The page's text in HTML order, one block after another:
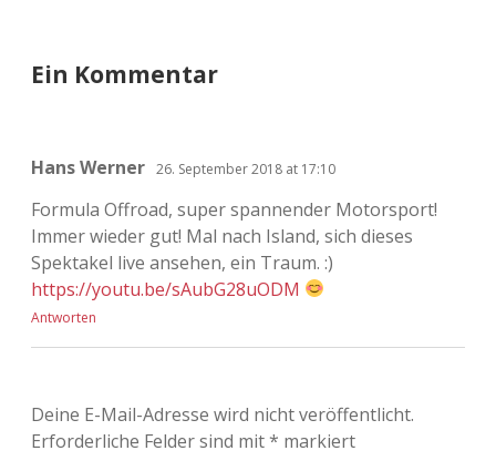
Ein Kommentar
Hans Werner 26. September 2018 at 17:10
Formula Offroad, super spannender Motorsport!
Immer wieder gut! Mal nach Island, sich dieses
Spektakel live ansehen, ein Traum. :)
https://youtu.be/sAubG28uODM
Antworten
Deine E-Mail-Adresse wird nicht veröffentlicht.
Erforderliche Felder sind mit* markiert